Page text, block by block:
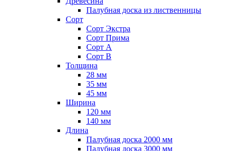
Палубная доска из лиственницы
Сорт
Сорт Экстра
Сорт Прима
Сорт A
Сорт B
Толщина
28 мм
35 мм
45 мм
Ширина
120 мм
140 мм
Длина
Палубная доска 2000 мм
Палубная доска 3000 мм